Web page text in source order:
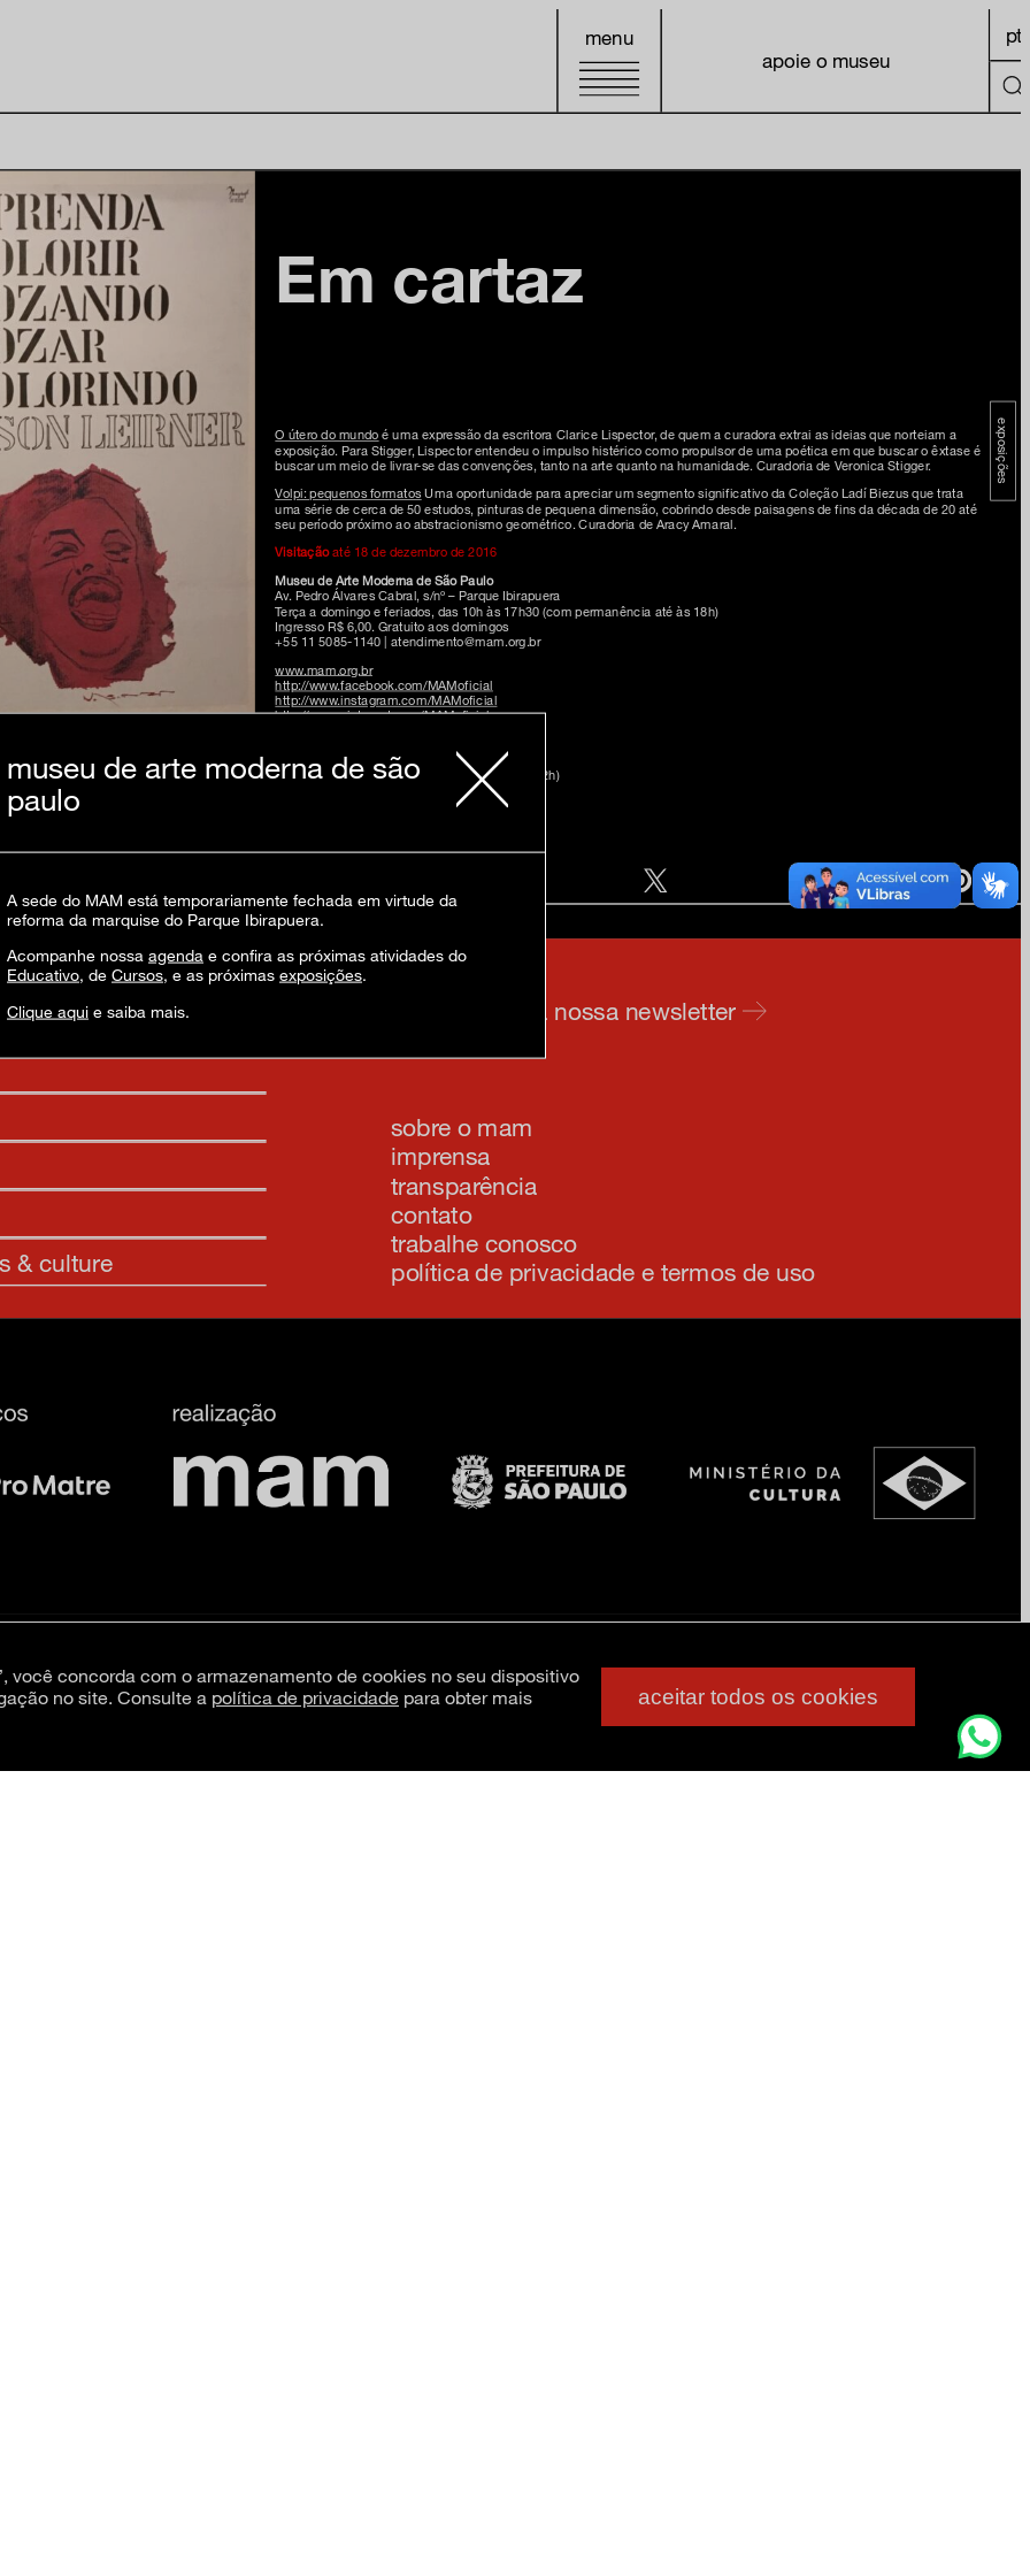
menu
apoie o museu
pt
Em cartaz
O útero do mundo é uma expressão da escritora Clarice Lispector, de quem a curadora extrai as ideias que norteiam a
exposição. Para Stigger, Lispector entendeu o impulso histérico como propulsor de uma poética em que buscar o êxtase é
buscar um meio de livrar-se das convenções, tanto na arte quanto na humanidade. Curadoria de Veronica Stigger.
Volpi: pequenos formatos Uma oportunidade para apreciar um segmento significativo da Coleção Ladí Biezus que trata
uma série de cerca de 50 estudos, pinturas de pequena dimensão, cobrindo desde paisagens de fins da década de 20 até
seu período próximo ao abstracionismo geométrico. Curadoria de Aracy Amaral.
Visitaçãoaté 18 de dezembro de 2016
Museu de Arte Moderna de São Paulo
Av. Pedro Álvares Cabral, s/nº – Parque Ibirapuera
Terça a domingo e feriados, das 10h às 17h30 (com permanência até às 18h)
Ingresso R$ 6,00. Gratuito aos domingos
+55 11 5085-1140 | atendimento@mam.org.br
www.mam.org.br
http://www.facebook.com/MAMoficial
http://www.instagram.com/MAMoficial
http://www.pinterest.com/MAMoficial
Estacionamento no local (Zona Azul: R$ 5 por 2h)
exposições
& culture
inscreva-se na nossa newsletter
sobre o mam
imprensa
transparência
contato
trabalhe conosco
política de privacidade e termos de uso
museu de arte moderna de são
paulo
A sede do MAM está temporariamente fechada em virtude da
reforma da marquise do Parque Ibirapuera.
Acompanhe nossa agenda e confira as próximas atividades do
Educativo, de Cursos, e as próximas exposições.
Clique aqui e saiba mais.
você concorda com o armazenamento de cookies no seu dispositivo
no site. Consulte a política de privacidade para obter mais
aceitar todos os cookies